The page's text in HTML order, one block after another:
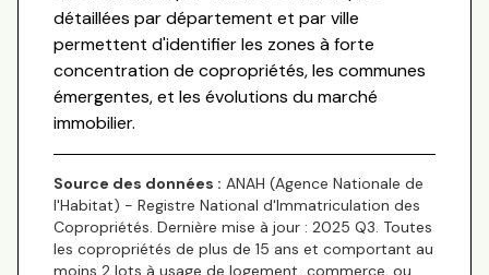
détaillées par département et par ville
permettent d'identifier les zones à forte
concentration de copropriétés, les communes
émergentes, et les évolutions du marché
immobilier.
Source des données : ANAH (Agence Nationale de
l'Habitat) - Registre National d'Immatriculation des
Copropriétés. Dernière mise à jour : 2025 Q3. Toutes
les copropriétés de plus de 15 ans et comportant au
moins 2 lots à usage de logement, commerce, ou